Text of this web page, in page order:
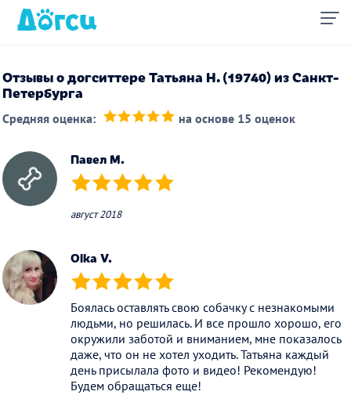
Отзывы о догситтере Татьяна Н. (19740) из Санкт-
Петербурга
Средняя оценка: на основе 15 оценок
Павел М.
(*) (*) (*) (*) (*)
август 2018
Olka V.
(*) (*) (*) (*) (*)
Боялась оставлять свою собачку с незнакомыми
людьми, но решилась. И все прошло хорошо, его
окружили заботой и вниманием, мне показалось
даже, что он не хотел уходить. Татьяна каждый
день присылала фото и видео! Рекомендую!
Будем обращаться еще!